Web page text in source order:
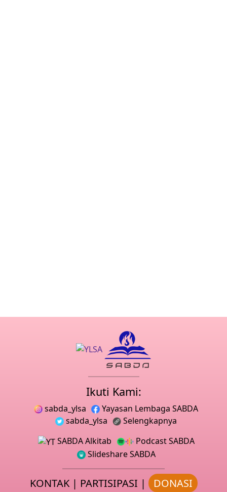
Ikuti Kami:
sabda_ylsa
Yayasan Lembaga SABDA
sabda_ylsa
Selengkapnya
SABDA Alkitab
Podcast SABDA
Slideshare SABDA
KONTAK| PARTISIPASI | DONASI